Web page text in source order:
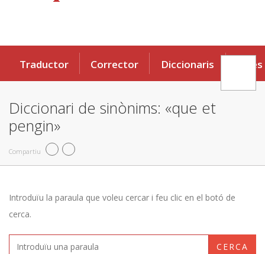
Traductor Corrector Diccionaris Eines
Diccionari de sinònims: «que et
pengin»
Compartiu
Introduïu la paraula que voleu cercar i feu clic en el botó de
cerca.
CERCA